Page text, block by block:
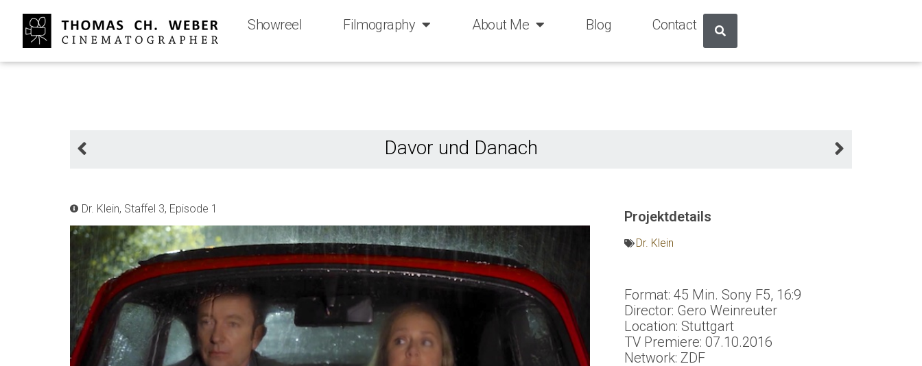
Showreel Filmography About Me Blog Contact
Davor und Danach
Dr. Klein, Staffel 3, Episode 1 Projektdetails
Dr. Klein
Format: 45 Min. Sony F5, 16:9
Director: Gero Weinreuter
Location: Stuttgart
TV Premiere: 07.10.2016
Network: ZDF